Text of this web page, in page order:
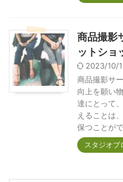
商品撮影
ットショ
2023/10/
商品撮影サ
向上を願い
達にとって
えることは
保つことが
スタジオブ